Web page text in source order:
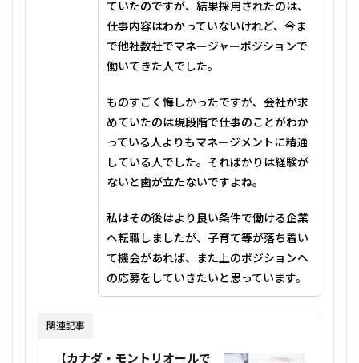
ていたのですが、結果採用されたのは、
仕事内容はわかっていないけれど、今ま
で他社数社でマネージャーポジションで
働いてきた人でした。
ものすごく悔しかったですが、会社が求
めていたのは現段階で仕事のことがわか
っている人よりもマネージメントに精通
している人でした。そればかりは経験が
ないと歯が立たないですよね。
私はその後はより良い条件で働ける企業
へ転職しましたが、子育て等が落ち着い
て機会があれば、また上のポジションへ
の応募をしていきたいと思っています。
関連記事
【カナダ・モントリオールで